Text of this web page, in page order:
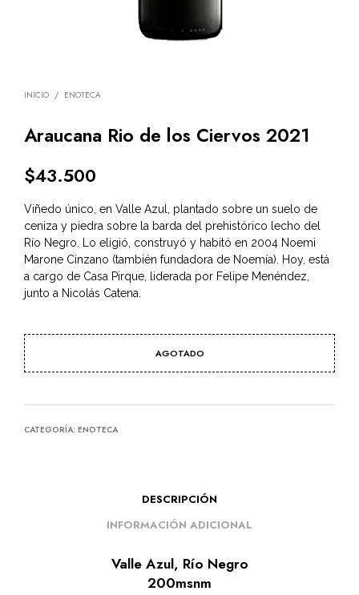
INICIO / ENOTECA
Araucana Rio de los Ciervos 2021
$43.500
Viñedo único, en Valle Azul, plantado sobre un suelo de
ceniza y piedra sobre la barda del prehistórico lecho del
Río Negro. Lo eligió, construyó y habitó en 2004 Noemi
Marone Cinzano (también fundadora de Noemía). Hoy, está
a cargo de Casa Pirque, liderada por Felipe Menéndez,
junto a Nicolás Catena.
AGOTADO
CATEGORÍA: ENOTECA
DESCRIPCIÓN
INFORMACIÓN ADICIONAL
Valle Azul, Río Negro
200msnm